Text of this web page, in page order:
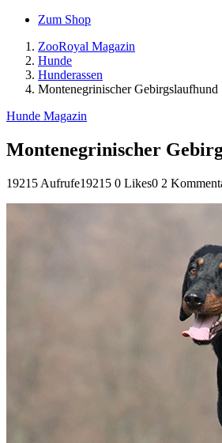
Zum Shop
ZooRoyal Magazin
Hunde
Hunderassen
Montenegrinischer Gebirgslaufhund
Hunde Magazin
Montenegrinischer
19215 Aufrufe19215 0 Likes0 2